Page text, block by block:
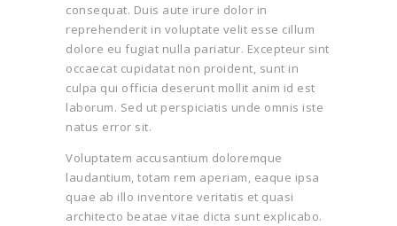
consequat. Duis aute irure dolor in
reprehenderit in voluptate velit esse cillum
dolore eu fugiat nulla pariatur. Excepteur sint
occaecat cupidatat non proident, sunt in
culpa qui officia deserunt mollit anim id est
laborum. Sed ut perspiciatis unde omnis iste
natus error sit.
Voluptatem accusantium doloremque
laudantium, totam rem aperiam, eaque ipsa
quae ab illo inventore veritatis et quasi
architecto beatae vitae dicta sunt explicabo.